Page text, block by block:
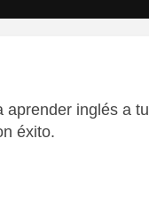
aprender inglés a tu
éxito.